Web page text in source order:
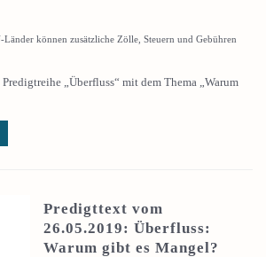
können zusätzliche Zölle, Steuern und Gebühren
„Überfluss“ mit dem Thema „Warum
Predigttext vom
26.05.2019: Überfluss:
Warum gibt es Mangel?